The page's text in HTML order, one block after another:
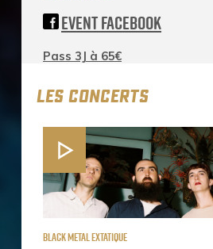
Event Facebook
Pass 3J à 65€
LES CONCERTS
black metal extatique